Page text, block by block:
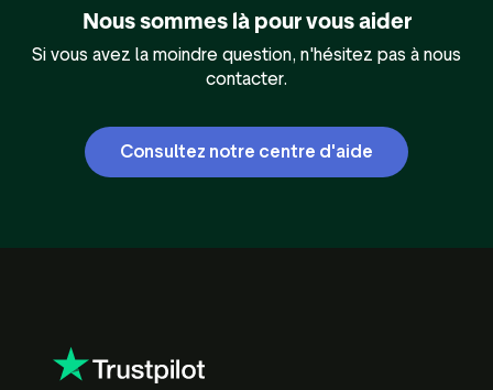
Nous sommes là pour vous aider
Si vous avez la moindre question, n'hésitez pas à nous
contacter.
Consultez notre centre d'aide